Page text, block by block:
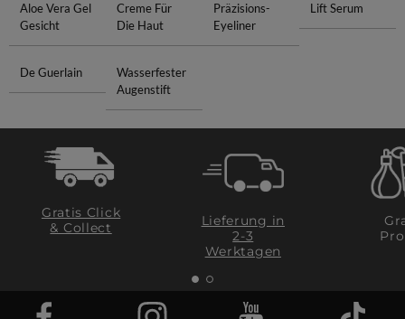
Aloe Vera Gel
Gesicht
Creme Für
Die Haut
Präzisions-
Eyeliner
Lift Serum
De Guerlain
Wasserfester
Augenstift
Gratis Click
& Collect
Lieferung in
2-3
Werktagen